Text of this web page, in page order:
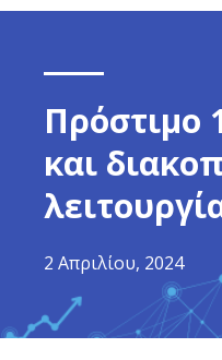
Πρόστιμο
και
2 Απριλίου, 2024